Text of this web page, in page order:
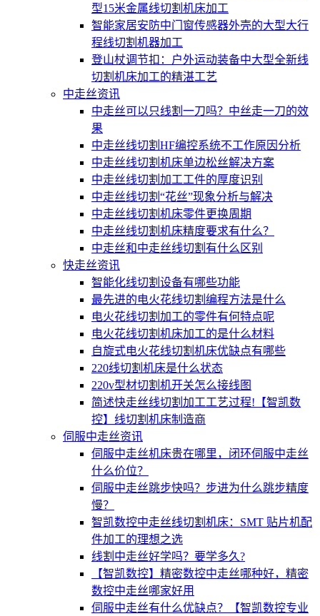
型15米金属线切割机床加工
智能家居安防中门窗传感器外壳的大型大行
程线切割机器加工
登山杖调节扣：户外运动装备中大型全新线
切割机床加工的精湛工艺
中走丝资讯
中走丝可以只线割一刀吗？中丝走一刀的效
果
中走丝线切割HF编控系统不工作原因分析
中走丝线切割机床单边松丝解决方案
中走丝线切割加工工件的厚度识别
中走丝线切割“花丝”现象分析与解决
中走丝线切割机床零件更换周期
中走丝线切割机床精度要求有什么？
中走丝和中走丝线切割有什么区别
快走丝资讯
智能化线切割设备有哪些功能
最先进的电火花线切割编程方法是什么
电火花线切割加工的零件有何特点呢
电火花线切割机床加工的是什么材料
自旋式电火花线切割机床优缺点有哪些
220线切割机床是什么状态
220v型材切割机开关怎么接线图
简述快走丝线切割加工工艺过程!【智凯数
控】线切割机床制造商
伺服中走丝资讯
伺服中走丝机床贵在哪里，闭环伺服中走丝
什么价位？
伺服中走丝跳步快吗？步进为什么跳步精度
慢？
智凯数控中走丝线切割机床：SMT 贴片机配
件加工的理想之选
线割中走丝好学吗？要学多久?
【智凯数控】精密数控中走丝哪种好，精密
数控中走丝哪家好用
伺服中走丝有什么优缺点？【智凯数控专业